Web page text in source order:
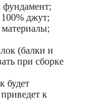
джут;
(балки и
при сборке
будет
к